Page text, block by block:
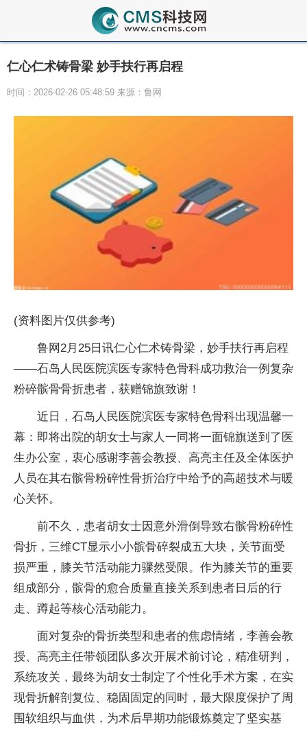
仁心仁术铸骨梁 妙手扶行再启程
时间：2026-02-26 05:48:59 来源：鲁网
(资料图片仅供参考)
鲁网2月25日讯仁心仁术铸骨梁，妙手扶行再启程
——石岛人民医院滨医专家特色骨科成功救治一例复杂
粉碎髌骨骨折患者，获赠锦旗致谢！
近日，石岛人民医院滨医专家特色骨科出现温馨一
幕：即将出院的胡女士与家人一同将一面锦旗送到了医
生办公室，衷心感谢李善会教授、高亮主任及全体医护
人员在其右髌骨粉碎性骨折治疗中给予的高超技术与暖
心关怀。
前不久，患者胡女士因意外滑倒导致右髌骨粉碎性
骨折，三维CT显示小小髌骨碎裂成五大块，关节面受
损严重，膝关节活动能力骤然受限。作为膝关节的重要
组成部分，髌骨的愈合质量直接关系到患者日后的行
走、蹲起等核心活动能力。
面对复杂的骨折类型和患者的焦虑情绪，李善会教
授、高亮主任带领团队多次开展术前讨论，精准研判，
系统攻关，最终为胡女士制定了个性化手术方案，在实
现骨折解剖复位、稳固固定的同时，最大限度保护了周
围软组织与血供，为术后早期功能锻炼奠定了坚实基